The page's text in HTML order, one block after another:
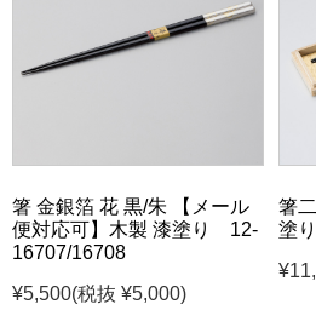
箸 金銀箔 花 黒/朱 【メール
便対応可】木製 漆塗り 12-
16707/16708
¥5,500(税抜 ¥5,000)
箸
塗